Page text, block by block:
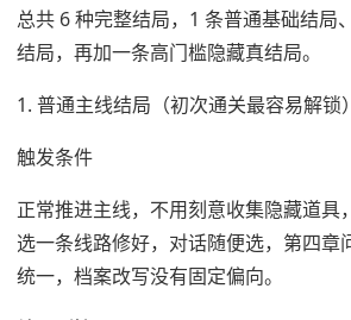
总共 6 种完整结局，1 条普通基础结局
结局，再加一条高门槛隐藏真结局。
1. 普通主线结局（初次通关最容易解锁）
触发条件
正常推进主线，不用刻意收集隐藏道具
选一条线路修好，对话随便选，第四章
统一，档案改写没有固定偏向。